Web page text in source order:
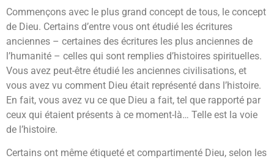
Commençons avec le plus grand concept de tous, le concept
de Dieu. Certains d’entre vous ont étudié les écritures
anciennes – certaines des écritures les plus anciennes de
l’humanité – celles qui sont remplies d’histoires spirituelles.
Vous avez peut-être étudié les anciennes civilisations, et
vous avez vu comment Dieu était représenté dans l’histoire.
En fait, vous avez vu ce que Dieu a fait, tel que rapporté par
ceux qui étaient présents à ce moment-là… Telle est la voie
de l’histoire.
Certains ont même étiqueté et compartimenté Dieu, selon les